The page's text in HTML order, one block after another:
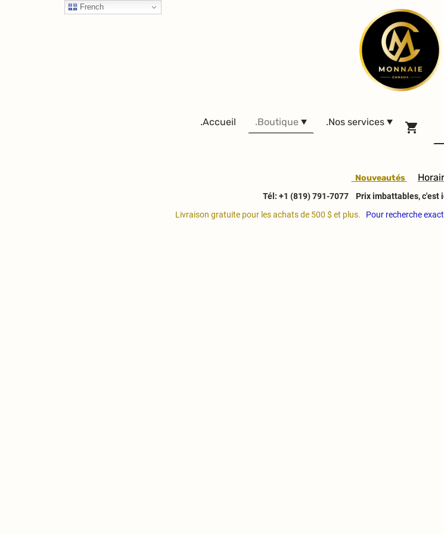
.Accueil .Boutique .Nos services
Nouveautés H
Tél: +1 (819) 791-7077
Prix imbattables, c'est
Livraison gratuite pour les achats de 500 $ et plus.
Pour recherche
French